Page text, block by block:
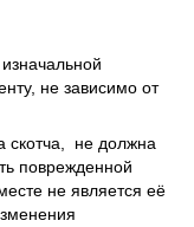
не зависимо от
скотча, не должна
поврежденной
не является её